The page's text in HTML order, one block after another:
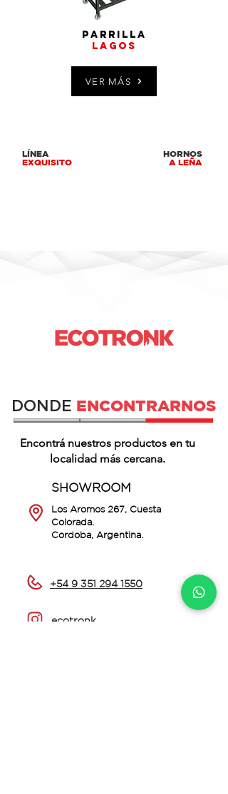
parrilla
LAGOS
VER MÁS
LÍNEA
EXQUISITO
HORNOS
A LEÑA
DONDE ENCONTRARNOS
Encontrá nuestros productos en tu
localidad más cercana.
Los Aromos 267, Cuesta
Colorada.
Cordoba, Argentina.
+54 9 351 294 1550
ecotronk
SHOWROOM